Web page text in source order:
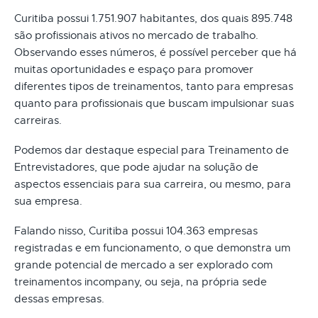
Curitiba possui 1.751.907 habitantes, dos quais 895.748
são profissionais ativos no mercado de trabalho.
Observando esses números, é possível perceber que há
muitas oportunidades e espaço para promover
diferentes tipos de treinamentos, tanto para empresas
quanto para profissionais que buscam impulsionar suas
carreiras.
Podemos dar destaque especial para Treinamento de
Entrevistadores, que pode ajudar na solução de
aspectos essenciais para sua carreira, ou mesmo, para
sua empresa.
Falando nisso, Curitiba possui 104.363 empresas
registradas e em funcionamento, o que demonstra um
grande potencial de mercado a ser explorado com
treinamentos incompany, ou seja, na própria sede
dessas empresas.